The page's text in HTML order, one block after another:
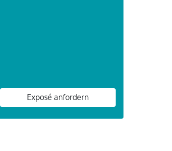
Exposé anfordern